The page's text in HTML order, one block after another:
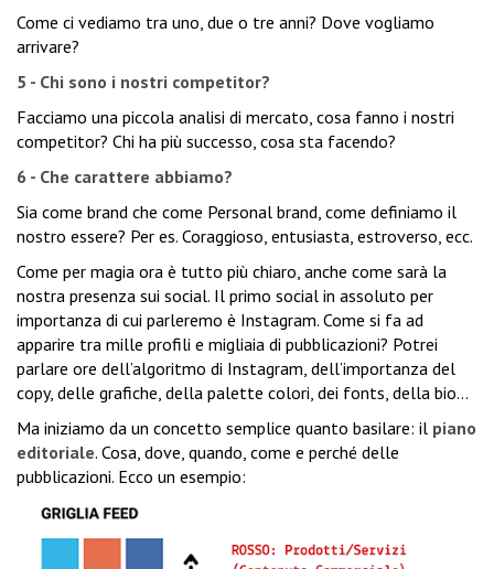
Come ci vediamo tra uno, due o tre anni? Dove vogliamo
arrivare?
5 - Chi sono i nostri competitor?
Facciamo una piccola analisi di mercato, cosa fanno i nostri
competitor? Chi ha più successo, cosa sta facendo?
6 - Che carattere abbiamo?
Sia come brand che come Personal brand, come definiamo il
nostro essere? Per es. Coraggioso, entusiasta, estroverso, ecc.
Come per magia ora è tutto più chiaro, anche come sarà la
nostra presenza sui social. Il primo social in assoluto per
importanza di cui parleremo è Instagram. Come si fa ad
apparire tra mille profili e migliaia di pubblicazioni? Potrei
parlare ore dell’algoritmo di Instagram, dell’importanza del
copy, delle grafiche, della palette colori, dei fonts, della bio…
Ma iniziamo da un concetto semplice quanto basilare: il piano
editoriale. Cosa, dove, quando, come e perché delle
pubblicazioni. Ecco un esempio: